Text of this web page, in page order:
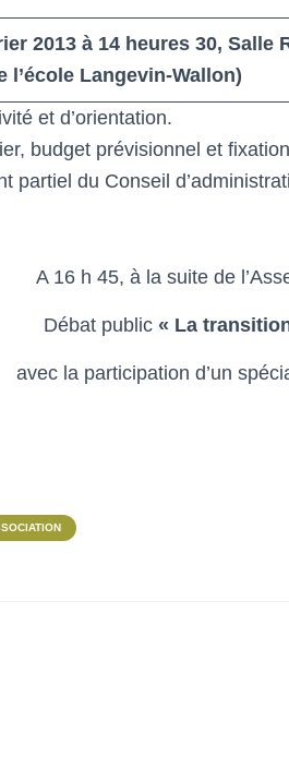
2013 à 14 heures 30, Salle
l’école Langevin-Wallon)
et d’orientation.
budget prévisionnel et
partiel du Conseil
A 16 h 45, à la suite de
Débat public « La
avec la participation d’un